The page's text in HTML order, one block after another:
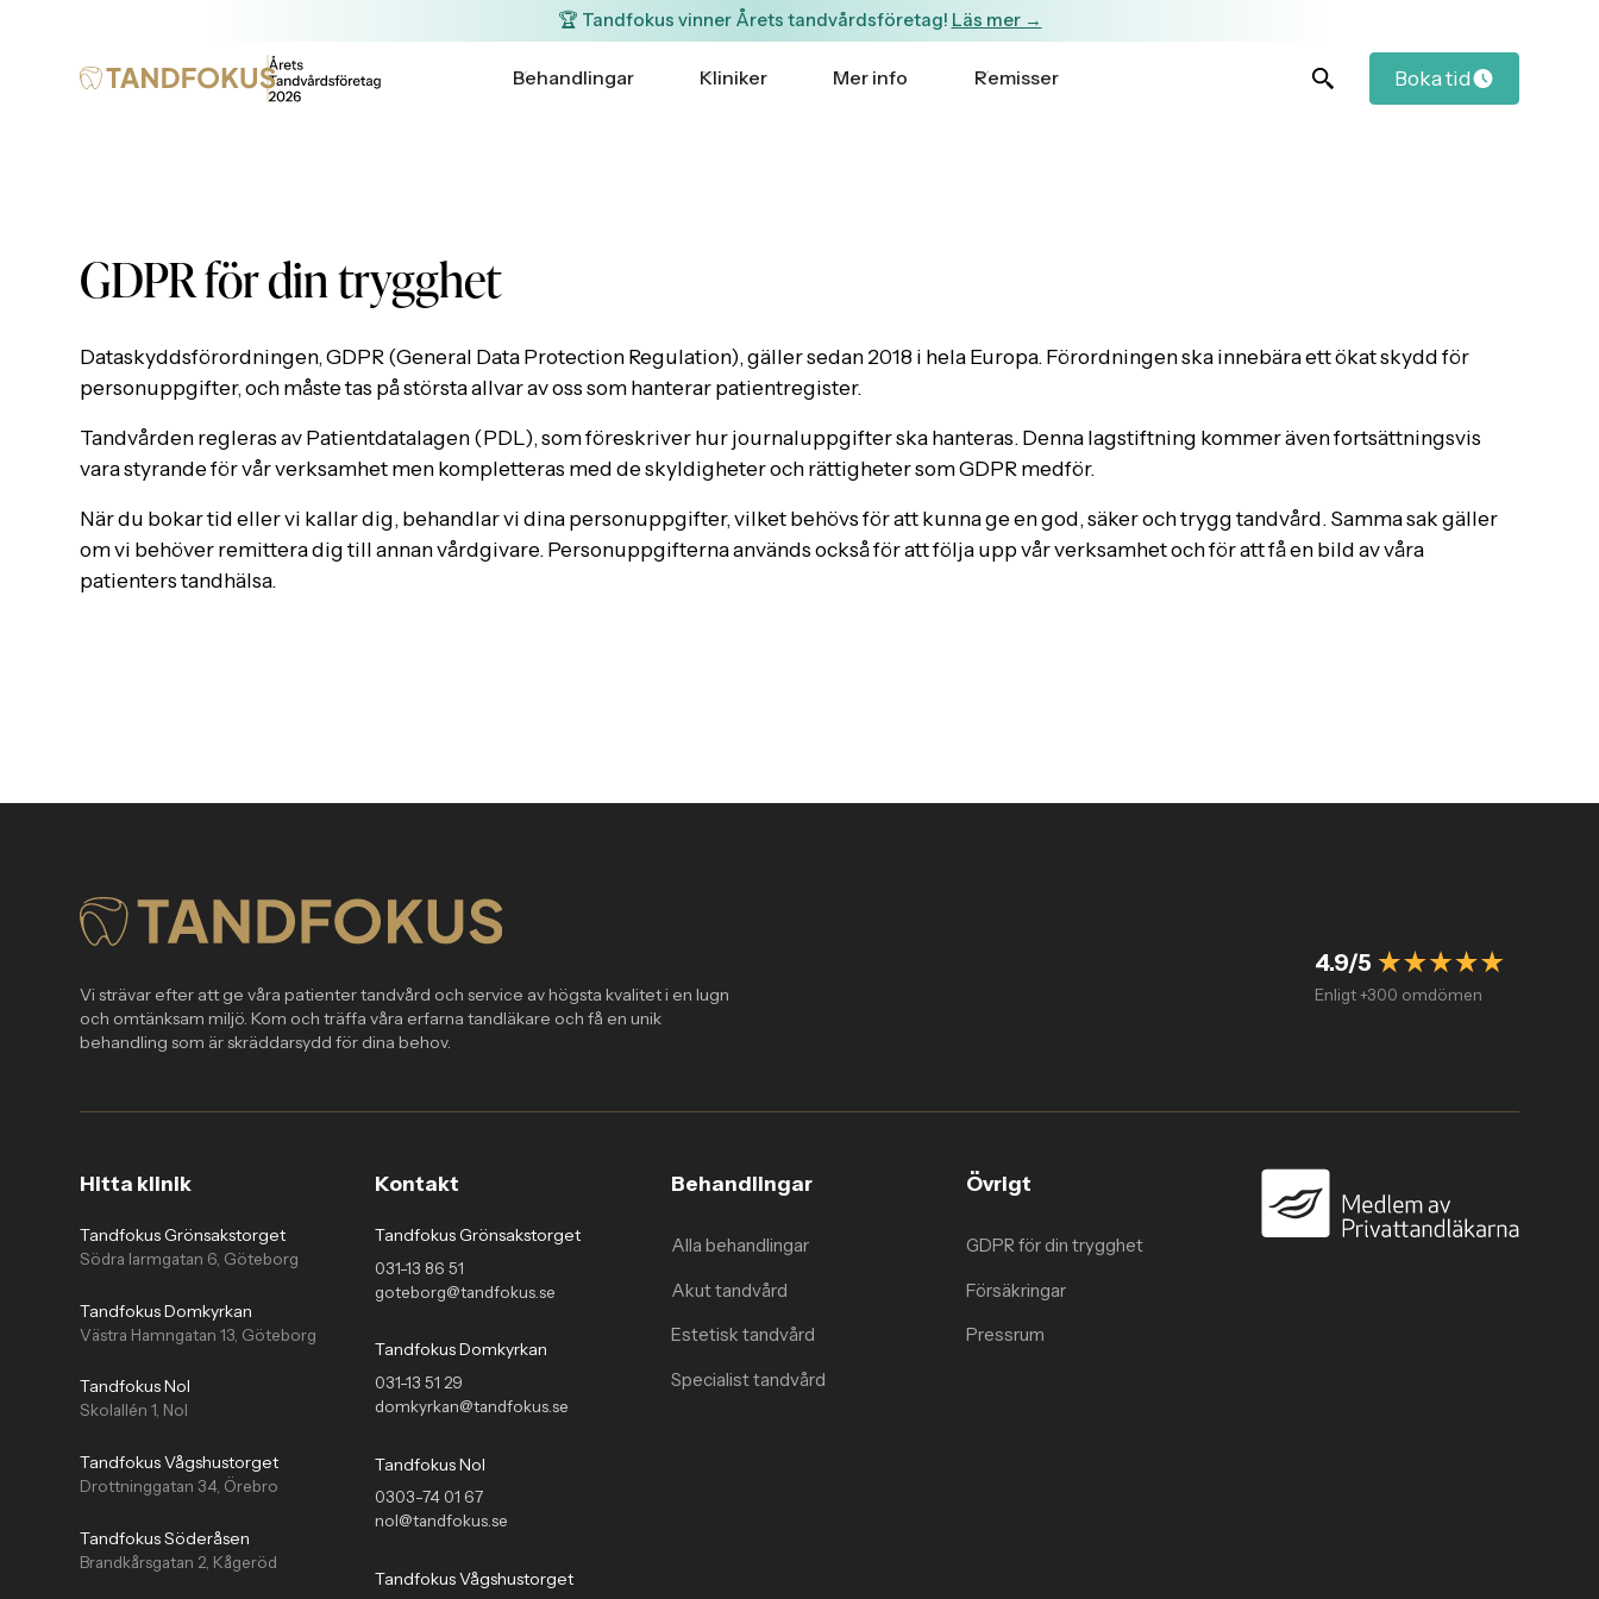
🏆 Tandfokus vinner Årets tandvårdsföretag! Läs mer →
Behandlingar Kliniker Mer info Remisser Boka tid
GDPR för din trygghet
Dataskyddsförordningen, GDPR (General Data Protection Regulation), gäller sedan 2018 i hela Europa. Förordningen ska innebära ett ökat skydd för
personuppgifter, och måste tas på största allvar av oss som hanterar patientregister.
Tandvården regleras av Patientdatalagen (PDL), som föreskriver hur journaluppgifter ska hanteras. Denna lagstiftning kommer även fortsättningsvis
vara styrande för vår verksamhet men kompletteras med de skyldigheter och rättigheter som GDPR medför.
När du bokar tid eller vi kallar dig, behandlar vi dina personuppgifter, vilket behövs för att kunna ge en god, säker och trygg tandvård. Samma sak gäller
om vi behöver remittera dig till annan vårdgivare. Personuppgifterna används också för att följa upp vår verksamhet och för att få en bild av våra
patienters tandhälsa.
Vi strävar efter att ge våra patienter tandvård och service av högsta kvalitet i en lugn
och omtänksam miljö. Kom och träffa våra erfarna tandläkare och få en unik
behandling som är skräddarsydd för dina behov.
4.9/5
Enligt +300 omdömen
Hitta klinik
Tandfokus Grönsakstorget
Södra larmgatan 6, Göteborg
Tandfokus Domkyrkan
Västra Hamngatan 13, Göteborg
Tandfokus Nol
Skolallén 1, Nol
Tandfokus Vågshustorget
Drottninggatan 34, Örebro
Tandfokus Söderåsen
Brandkårsgatan 2, Kågeröd
Kontakt
Tandfokus Grönsakstorget
goteborg@tandfokus.se
031-13 86 51
Tandfokus Domkyrkan
domkyrkan@tandfokus.se
031-13 51 29
Tandfokus Nol
nol@tandfokus.se
0303-74 01 67
Tandfokus Vågshustorget
Behandlingar
Alla behandlingar
Akut tandvård
Estetisk tandvård
Specialist tandvård
Övrigt
GDPR för din trygghet
Försäkringar
Pressrum